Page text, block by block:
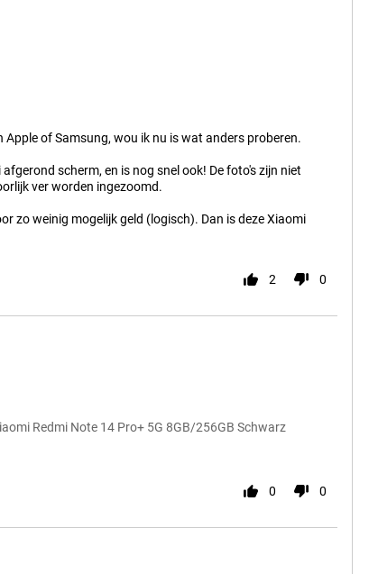
Apple of Samsung, wou ik nu is wat anders proberen.
scherm, en is nog snel ook! De foto's zijn niet
ver worden ingezoomd.
zo weinig mogelijk geld (logisch). Dan is deze Xiaomi
2 0
Redmi Note 14 Pro+ 5G 8GB/256GB Schwarz
0 0